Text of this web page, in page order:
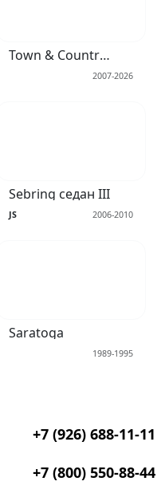
Town & Country III
2007-2026
Sebring седан III
JS 2006-2010
Saratoga
1989-1995
+7 (926) 688-11-11
+7 (800) 550-88-44